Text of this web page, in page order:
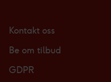
Kontakt oss
Be om tilbud
GDPR